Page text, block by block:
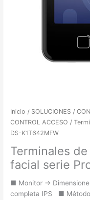
Inicio / SOLUCIONES /
CONTROL ACCESO /
DS-K1T642MFW
Terminales
facial serie
■ Monitor ->
completa IPS ■ Método